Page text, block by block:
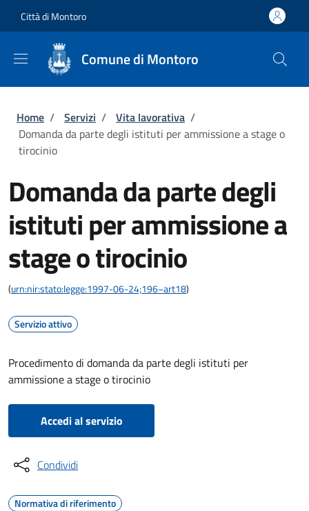
Città di Montoro
Comune di Montoro
Briciole di pane
Home / Servizi / Vita lavorativa /
Domanda da parte degli istituti per ammissione a stage o
tirocinio
Domanda da parte degli
istituti per ammissione a
stage o tirocinio
(urn:nir:stato:legge:1997-06-24;196~art18)
Servizio attivo
Procedimento di domanda da parte degli istituti per
ammissione a stage o tirocinio
Accedi al servizio
Condividi
Normativa di riferimento